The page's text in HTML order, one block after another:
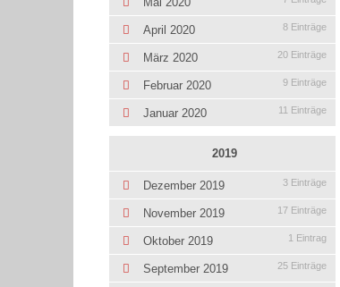
April 2020 8 Einträge
März 2020 20 Einträge
Februar 2020 9 Einträge
Januar 2020 11 Einträge
2019
Dezember 2019 3 Einträge
November 2019 17 Einträge
Oktober 2019 1 Eintrag
September 2019 25 Einträge